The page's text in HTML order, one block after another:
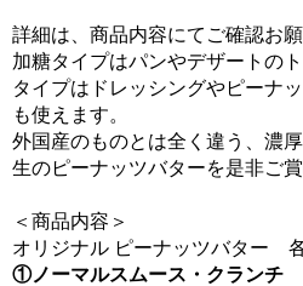
詳細は、商品内容にてご確認お願
加糖タイプはパンやデザートの
タイプはドレッシングやピーナ
も使えます。
外国産のものとは全く違う、濃
生のピーナッツバターを是非ご賞
＜商品内容＞
オリジナル ピーナッツバター
①ノーマルスムース・クランチ